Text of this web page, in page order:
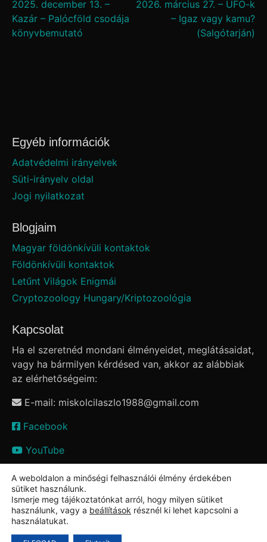
Bejegyzés
navigáció
2025. december 13. –
Kazár – Palócföld csodája
könyvbemutató
2026. március 27. – UFO-k
– Igaz vagy kamu?
(Salgótarján)
Egyéb információk
Adatvédelmi irányelvek
Süti-irányelv oldal
Jogi nyilatkozat
Blogjaim
Magyar földönkívüli kontaktok
Földönkívüli kontaktok
Letűnt Világok Enigmái
Cryptozoology Hungary/Kriptozoológia
Kapcsolat
Ha el szeretnéd mondani élményeidet, meglátásaidat,
vagy ha bármilyen kérdésed van, akkor az alábbiak
az elérhetőségeim:
E-mail: miskolcilaszlo1988@gmail.com
Facebook
YouTube
A weboldalon a minőségi felhasználói élmény érdekében
sütiket használunk.
Ismerje meg tájékoztatónkat arról, hogy milyen sütiket
használunk, vagy a beállítások résznél ki lehet kapcsolni a
használatukat.